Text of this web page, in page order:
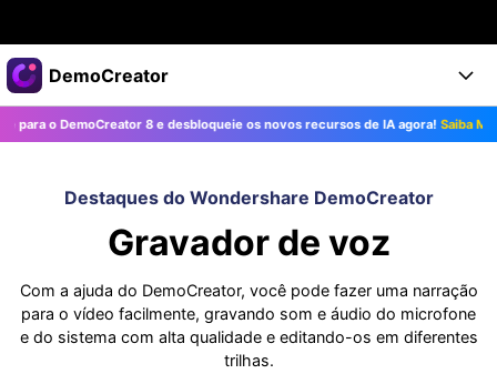
Produtos em destaque
Criatividade digital com IA generativa
Utilitários
Negócios
Soluções
Sala de imprensa
Loja
Suporte
DemoCreator
Produtos
Recursos
Recursos de IA
Dicas de IA
Soluções
DemoCreator para
Blog
Central de Ajuda
Começe a Usar
DemoCreator 8 e desbloqueie os novos recursos de IA agora!Saiba Mais>>
Destaques do Wondershare DemoCreator
Gravador de voz
Com a ajuda do DemoCreator, você pode fazer uma narração
para o vídeo facilmente, gravando som e áudio do microfone
e do sistema com alta qualidade e editando-os em diferentes
trilhas.